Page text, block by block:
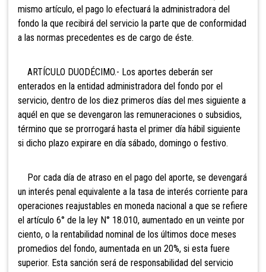
mismo artículo, el pago lo efectuará la administradora del
fondo la que recibirá del servicio la parte que de conformidad
a las normas precedentes es de cargo de éste.
ARTÍCULO DUODÉCIMO.- Los aportes deberán ser
enterados en la entidad administradora del fondo por el
servicio, dentro de los diez primeros días del mes siguiente a
aquél en que se devengaron las remuneraciones o subsidios,
término que se prorrogará hasta el primer día hábil siguiente
si dicho plazo expirare en día sábado, domingo o festivo.
Por cada día de atraso en el pago del aporte, se devengará
un interés penal equivalente a la tasa de interés corriente para
operaciones reajustables en moneda nacional a que se refiere
el artículo 6° de la ley N° 18.010, aumentado en un veinte por
ciento, o la rentabilidad nominal de los últimos doce meses
promedios del fondo, aumentada en un 20%, si esta fuere
superior. Esta sanción será de responsabilidad del servicio